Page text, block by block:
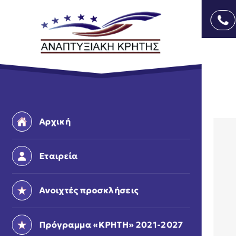
Αρχική
Εταιρεία
Ανοιχτές προσκλήσεις
Πρόγραμμα «ΚΡΗΤΗ» 2021-2027